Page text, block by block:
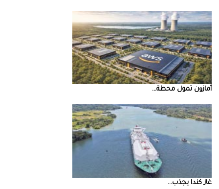
أمازون‭ ‬تمول‭ ‬محطة‭ ...
غاز‭ ‬كندا‭ ‬يجذب‭ ...